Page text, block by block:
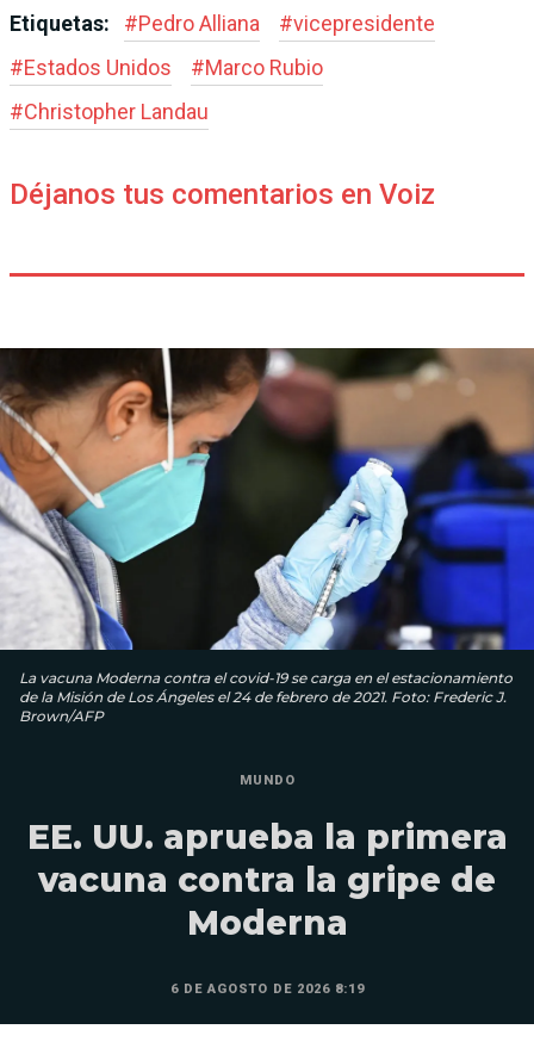
Etiquetas: #Pedro Alliana #vicepresidente
#Estados Unidos #Marco Rubio
#Christopher Landau
Déjanos tus comentarios en Voiz
La vacuna Moderna contra el covid-19 se carga en el estacionamiento
de la Misión de Los Ángeles el 24 de febrero de 2021. Foto: Frederic J.
Brown/AFP
MUNDO
EE. UU. aprueba la primera
vacuna contra la gripe de
Moderna
6 DE AGOSTO DE 2026 8:19